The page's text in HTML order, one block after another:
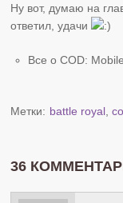
Ну вот, думаю на
ответил, удачи
Все о COD:
Метки: battle royal ,
36